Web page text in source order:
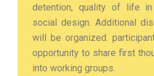
detention, quality of life in
social design. Additional
will be organized.
opportunity to share first
into working groups.